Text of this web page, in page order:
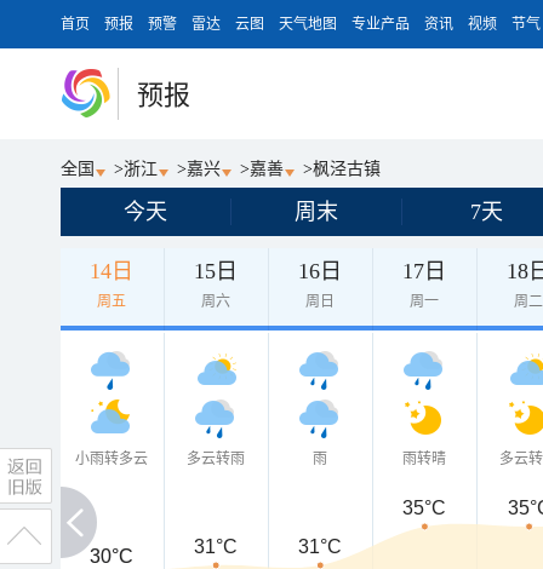
首页 预报 预警 雷达 云图 天气地图 专业产品 资讯 视频 节气
预报
全国 >浙江 >嘉兴 >嘉善 >枫泾古镇
今天 周末 7天
14日
周五
15日
周六
16日
周日
17日
周一
18
周二
小雨转多云 多云转雨 雨 雨转晴 多云
30°C
30°C 31°C 31°C
35°C